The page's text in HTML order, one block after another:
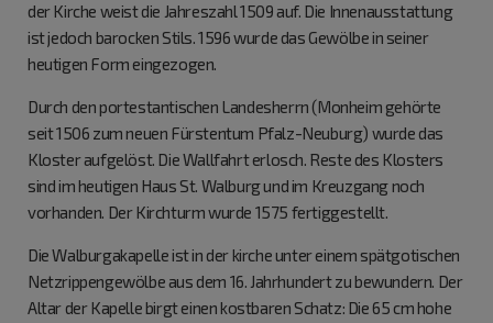
der Kirche weist die Jahreszahl 1509 auf. Die Innenausstattung
ist jedoch barocken Stils. 1596 wurde das Gewölbe in seiner
heutigen Form eingezogen.
Durch den portestantischen Landesherrn (Monheim gehörte
seit 1506 zum neuen Fürstentum Pfalz-Neuburg) wurde das
Kloster aufgelöst. Die Wallfahrt erlosch. Reste des Klosters
sind im heutigen Haus St. Walburg und im Kreuzgang noch
vorhanden. Der Kirchturm wurde 1575 fertiggestellt.
Die Walburgakapelle ist in der kirche unter einem spätgotischen
Netzrippengewölbe aus dem 16. Jahrhundert zu bewundern. Der
Altar der Kapelle birgt einen kostbaren Schatz: Die 65 cm hohe